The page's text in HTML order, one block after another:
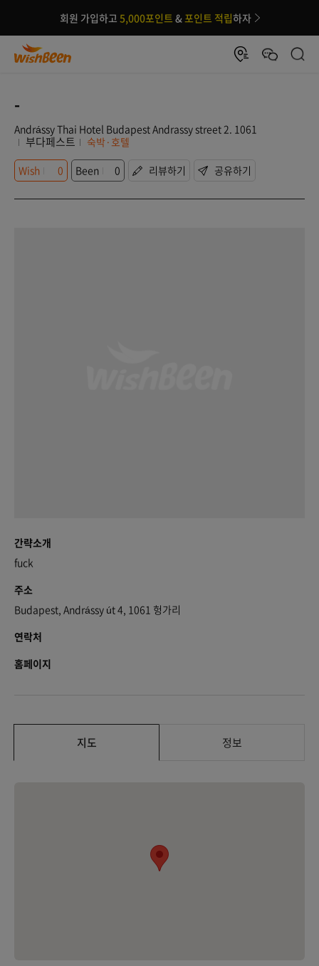
회원 가입하고 5,000포인트 &포인트 적립하자
-
Andrássy Thai Hotel Budapest Andrassy street 2. 1061
부다페스트
숙박·호텔
Wish
0 Been 0 리뷰하기 공유하기
간략소개
fuck
주소
Budapest, Andrássy út 4, 1061 헝가리
연락처
홈페이지
지도 정보